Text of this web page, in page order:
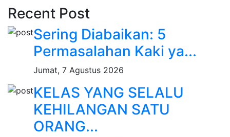
Recent Post
Sering Diabaikan: 5
Permasalahan Kaki ya...
Jumat, 7 Agustus 2026
KELAS YANG SELALU
KEHILANGAN SATU
ORANG...